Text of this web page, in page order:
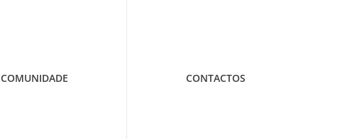
COMUNIDADE CONTACTOS